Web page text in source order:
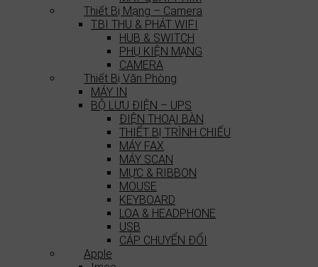
Thiết Bị Mạng – Camera
T.BI THU & PHÁT WIFI
HUB & SWITCH
PHỤ KIỆN MẠNG
CAMERA
Thiết Bị Văn Phòng
MÁY IN
BỘ LƯU ĐIỆN – UPS
ĐIỆN THOẠI BÀN
THIẾT BỊ TRÌNH CHIẾU
MÁY FAX
MÁY SCAN
MỰC & RIBBON
MOUSE
KEYBOARD
LOA & HEADPHONE
USB
CÁP CHUYỂN ĐỔI
Apple